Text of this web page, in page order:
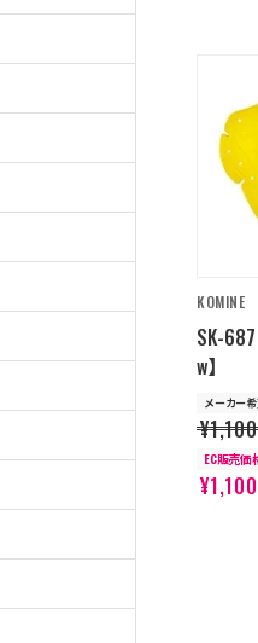
KOMINE
SK-
w】
メーカー
¥1,100
EC販売価
¥1,100